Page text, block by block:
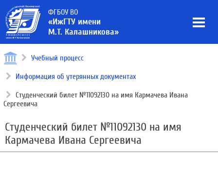
ФГБОУ ВО
«ИжГТУ имени
М.Т. Калашникова»
Учебный процесс
Информация об утерянных документах
Студенческий билет №11092130 на имя Кармачева Ивана
Сергеевича
Студенческий билет №11092130 на имя
Кармачева Ивана Сергеевича